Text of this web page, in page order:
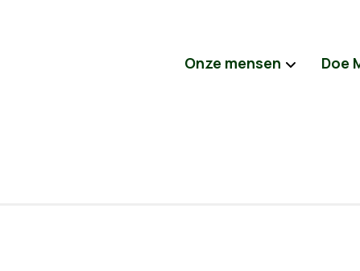
Onze mensen Doe